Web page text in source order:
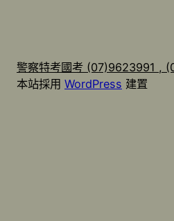
警察特考國考 (07)9623991 ,
本站採用 WordPress 建置